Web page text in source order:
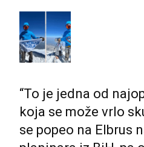
“To je jedna od
koja se može vrlo
se popeo na Elbrus